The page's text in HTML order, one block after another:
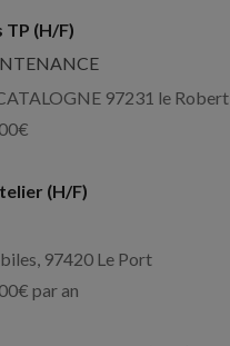
TP (H/F)
97231 le Robert
€
(H/F)
97420 Le Port
€ par an